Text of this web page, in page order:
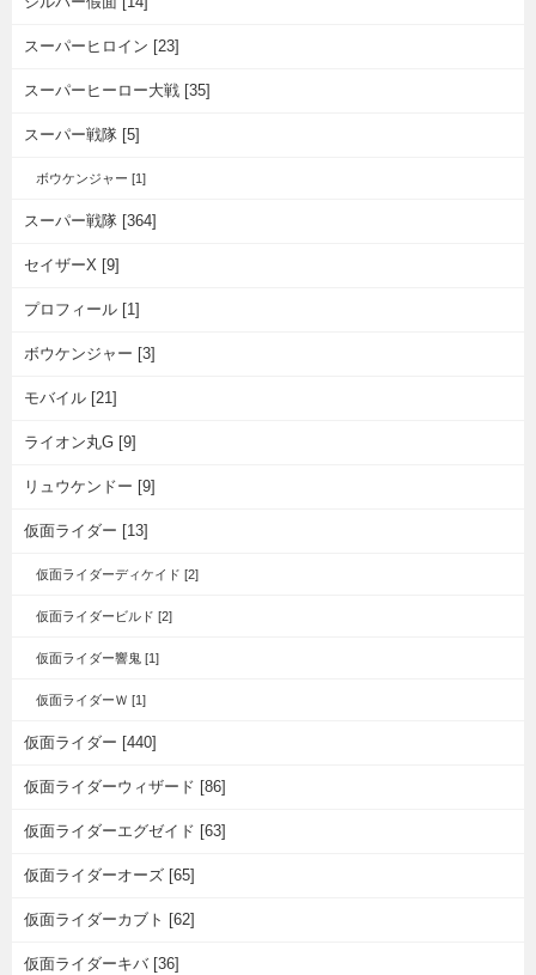
スーパーヒロイン [23]
スーパーヒーロー大戦 [35]
スーパー戦隊 [5]
ボウケンジャー [1]
スーパー戦隊 [364]
セイザーX [9]
プロフィール [1]
ボウケンジャー [3]
モバイル [21]
ライオン丸G [9]
リュウケンドー [9]
仮面ライダー [13]
仮面ライダーディケイド [2]
仮面ライダービルド [2]
仮面ライダー響鬼 [1]
仮面ライダーＷ [1]
仮面ライダー [440]
仮面ライダーウィザード [86]
仮面ライダーエグゼイド [63]
仮面ライダーオーズ [65]
仮面ライダーカブト [62]
仮面ライダーキバ [36]